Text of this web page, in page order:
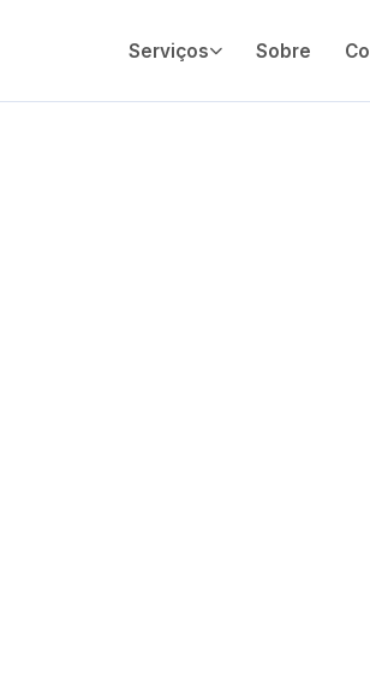
Serviços Sobre